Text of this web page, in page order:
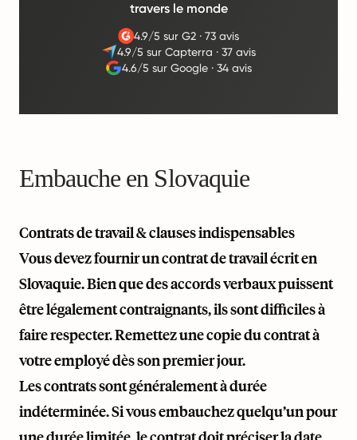
travers le monde
4.9/5 sur G2 ·73 avis
4.9/5 sur Capterra ·37 avis
4.6/5 sur Google· 34 avis
Embauche en Slovaquie
Contrats de travail & clauses indispensables
Vous devez fournir un contrat de travail écrit en
Slovaquie. Bien que des accords verbaux puissent
être légalement contraignants, ils sont difficiles à
faire respecter. Remettez une copie du contrat à
votre employé dès son premier jour.
Les contrats sont généralement à durée
indéterminée. Si vous embauchez quelqu’un pour